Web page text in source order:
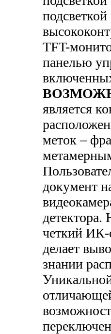
TFT-
панелью
является
меток –
документ
четкий ИК-
делает
знании